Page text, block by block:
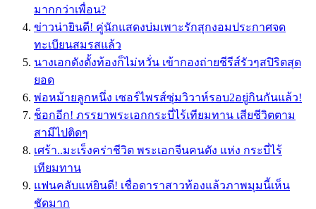
มากกว่าเพื่อน?
ข่าวน่ายินดี! คู่นักแสดงบ่มเพาะรักสุกงอมประกาศจด
ทะเบียนสมรสแล้ว
นางเอกดังตั้งท้องก็ไม่หวั่น เข้ากองถ่ายชีรีส์รัวๆสปิริตสุด
ยอด
พ่อหม้ายลูกหนึ่ง เซอร์ไพรส์ซุ่มวิวาห์รอบ2อยู่กินกันแล้ว!
ช็อกอีก! ภรรยาพระเอกกระบี่ไร้เทียมทาน เสียชีวิตตาม
สามีไปติดๆ
เศร้า..มะเร็งคร่าชีวิต พระเอกจีนคนดัง แห่ง กระบี่ไร้
เทียมทาน
แฟนคลับแห่ยินดี! เชื่อดาราสาวท้องแล้วภาพมุมนี้เห็น
ชัดมาก